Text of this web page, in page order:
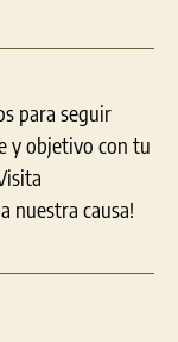
para seguir
y objetivo con tu
nuestra causa!